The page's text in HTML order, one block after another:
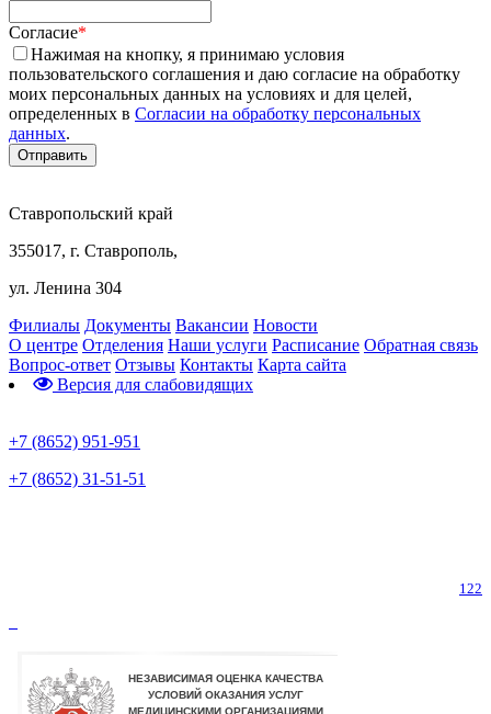
Согласие*
Нажимая на кнопку, я принимаю условия
пользовательского соглашения и даю согласие на обработку
моих персональных данных на условиях и для целей,
определенных в Согласии на обработку персональных
данных.
Ставропольский край
355017, г. Ставрополь,
ул. Ленина 304
Филиалы Документы Вакансии Новости
О центре Отделения Наши услуги Расписание Обратная связь
Вопрос-ответ Отзывы Контакты Карта сайта
Версия для слабовидящих
+7 (8652) 951-951
+7 (8652) 31-51-51
122